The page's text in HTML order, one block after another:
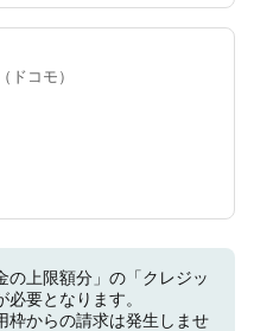
ドコモ）
の上限額分」の「クレジッ
要となります。
枠からの請求は発生しませ